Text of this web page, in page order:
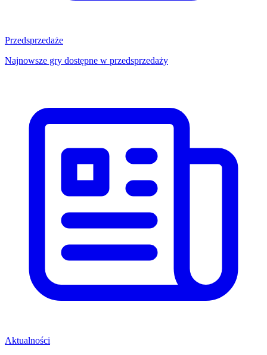
Przedsprzedaże
Najnowsze gry dostępne w przedsprzedaży
Aktualności